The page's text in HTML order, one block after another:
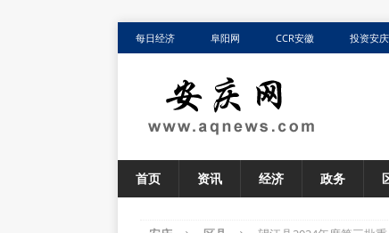
每日经济 阜阳网 CCR安徽 投资安庆
首页 资讯 经济 政务